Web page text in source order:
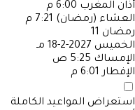
أذان المغرب 6:00 م
العشاء (رمضان) 7:21 م
رمضان 11
الخميس 2027-2-18 مـ
الإمساك 5:25 ص
الإفطار 6:01 م
استعراض المواعيد الكاملة